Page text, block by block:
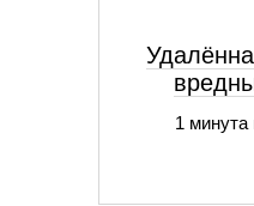
1 минута